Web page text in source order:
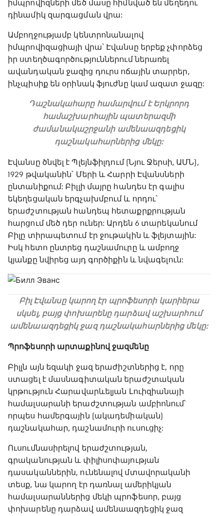
իմպրովիզների մեծ մասը հիմնված են մեղեդու
դինամիկ զարգացման վրա:
Ամբողջությամբ կենտրոնանալով
իմպրովիզացիայի վրա՝ Էվանսը երբեք չփորձեց
իր ստեղծագործություններում ներառել
ավանդական ջազից դուրս ոճային տարրեր,
ինչպիսիք են օրինակ ֆյուժնը կամ ազատ ջազը:
Դաշնակահարը համարվում է Երկրորդ
համաշխարհային պատերազմի
ժամանակաշրջանի ամենաազդեցիկ
դաշնակահարներից մեկը:
Էվանսը ծնվել է Պլեյնֆիլդում (Նյու Ջերսի, ԱՄՆ),
1929 թվականին՝ Մերի և Հարրի Էվանսների
ընտանիքում: Բիլլի մայրը հանդես էր գալիս
եկեղեցական երգչախմբում և որդու՝
երաժշտության հանդեպ հետաքրքրության
հարցում մեծ դեր ուներ: Արդեն 6 տարեկանում
Բիլը տիրապետում էր ջութակին և ֆլեյտային:
Իսկ հետո ընտրեց դաշնամուրը և ամբողջ
կյանքը նվիրեց այդ գործիքին և նվագելուն:
Բիլ Էվանսը կարող էր պրոֆեսորի կարիերա
սկսել, բայց փոխարենը դարձավ աշխարհում
ամենաազդեցիկ ջազ դաշնակահարներից մեկը:
Պրոֆեսորի արտաքինով ջազմենը
Բիլլն այն եզակի ջազ երաժիշտներից է, որը
ստացել է մասնագիտական ​​երաժշտական ​​
կրթություն Հարավարևելյան Լուիզիանայի
համալսարանի երաժշտության ամբիոնում՝
որպես համերգային (ակադեմիական)
դաշնակահար, դաշնամուրի ուսուցիչ:
Ուսումնասիրելով երաժշտության,
գրականության և փիլիսոփայության
դասականներին, ունենալով մտավորականի
տեսք, նա կարող էր դառնալ ամերիկյան
համալսարաններից մեկի պրոֆեսոր, բայց
փոխարենը դարձավ ամենաազդեցիկ ջազ